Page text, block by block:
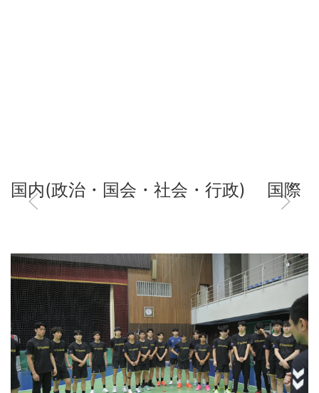
国内(政治・国会・社会・行政) 国際